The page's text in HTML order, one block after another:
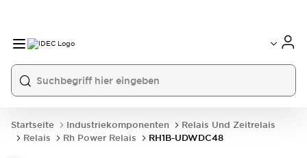
Startseite Industriekomponenten
Relais Und Zeitrelais
Relais
Rh Power Relais RH1B-UDWDC48